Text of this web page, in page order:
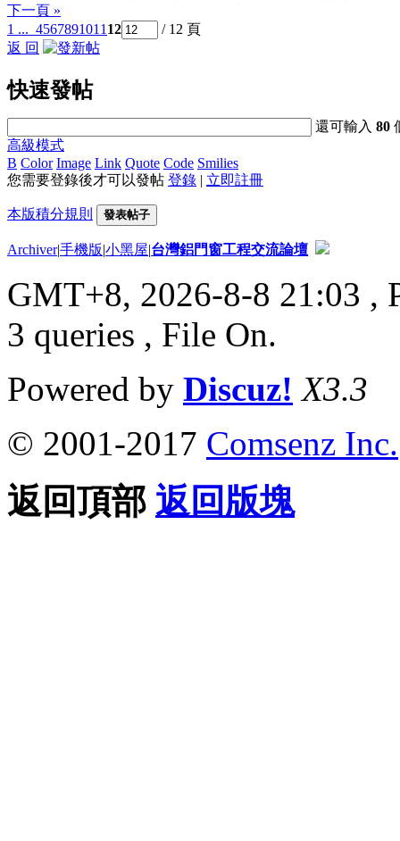
下一頁 »
1 ... 4567891011 12
/ 12 頁
返 回
快速發帖
還可輸入80
高級模式
B Color Image Link Quote Code Smilies
您需要登錄後才可以發帖 登錄 | 立即註冊
本版積分規則 發表帖子
Archiver|手機版|小黑屋|台灣鋁門窗工程交流論壇
GMT+8, 2026-8-8 21:03 ,
3 queries , File On.
Powered by Discuz! X3.3
© 2001-2017 Comsenz Inc.
返回頂部 返回版塊